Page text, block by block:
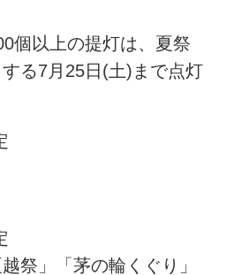
個以上の提灯は、夏祭
る7月25日(土)まで点灯
祭」「茅の輪くぐり」